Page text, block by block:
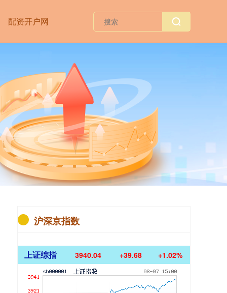
配资开户网
沪深京指数
上证综指 3940.04 +39.68 +1.02%